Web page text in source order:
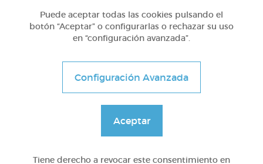
Avanzado
Puede aceptar todas las cookies pulsando el
botón “Aceptar” o configurarlas o rechazar su uso
en “configuración avanzada”.
Configuración Avanzada
Aceptar
Tiene derecho a revocar este consentimiento en